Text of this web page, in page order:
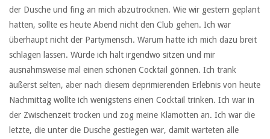
der Dusche und fing an mich abzutrocknen. Wie wir gestern geplant
hatten, sollte es heute Abend nicht den Club gehen. Ich war
überhaupt nicht der Partymensch. Warum hatte ich mich dazu breit
schlagen lassen. Würde ich halt irgendwo sitzen und mir
ausnahmsweise mal einen schönen Cocktail gönnen. Ich trank
äußerst selten, aber nach diesem deprimierenden Erlebnis von heute
Nachmittag wollte ich wenigstens einen Cocktail trinken. Ich war in
der Zwischenzeit trocken und zog meine Klamotten an. Ich war die
letzte, die unter die Dusche gestiegen war, damit warteten alle